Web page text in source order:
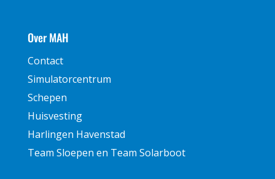
Over MAH
Contact
Simulatorcentrum
Schepen
Huisvesting
Harlingen Havenstad
Team Sloepen en Team Solarboot